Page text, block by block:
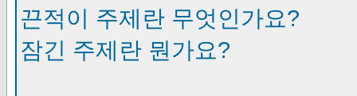
끈적이 주제란 무엇인가요?
잠긴 주제란 뭔가요?